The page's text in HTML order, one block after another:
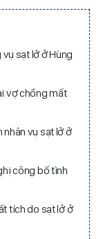
sạt lở ở Hùng
vợ chồng mất
vụ sạt lở ở
công bố tình
tích do sạt lở ở